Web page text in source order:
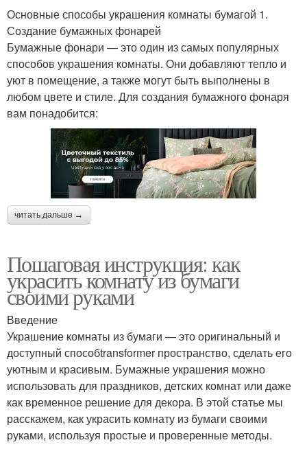
Основные способы украшения комнаты бумагой 1.
Создание бумажных фонарей
Бумажные фонари — это один из самых популярных
способов украшения комнаты. Они добавляют тепло и
уют в помещение, а также могут быть выполнены в
любом цвете и стиле. Для создания бумажного фонаря
вам понадобится:
читать дальше →
Пошаговая инструкция: как
украсить комнату из бумаги
своими руками
Введение
Украшение комнаты из бумаги — это оригинальный и
доступный способtransformer пространство, сделать его
уютным и красивым. Бумажные украшения можно
использовать для праздников, детских комнат или даже
как временное решение для декора. В этой статье мы
расскажем, как украсить комнату из бумаги своими
руками, используя простые и проверенные методы.